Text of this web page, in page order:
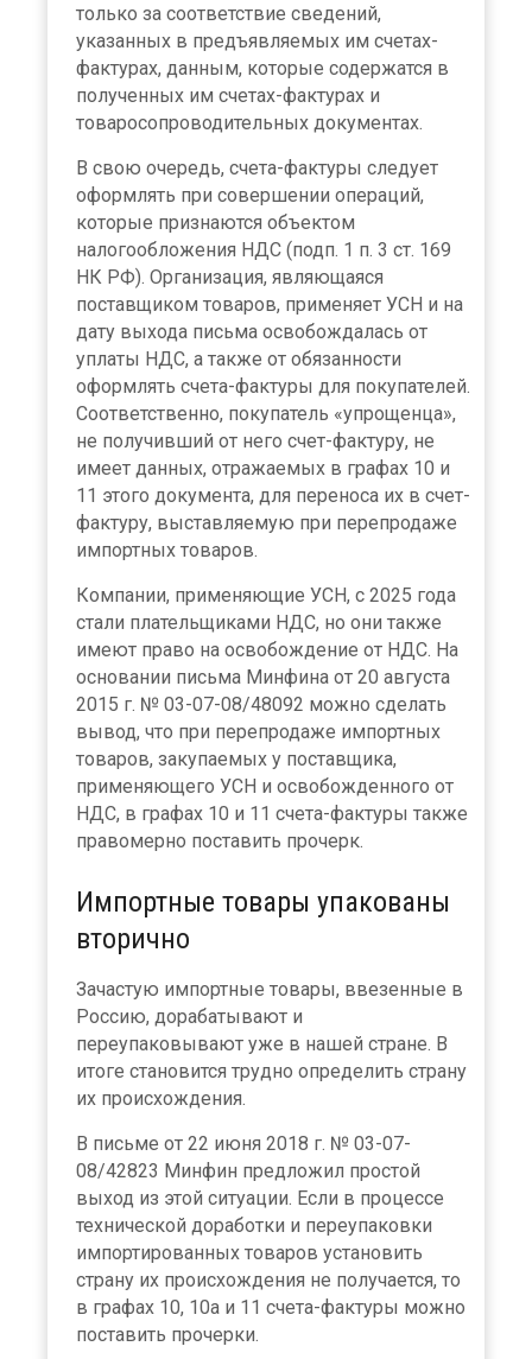
только за соответствие сведений,
указанных в предъявляемых им счетах-
фактурах, данным, которые содержатся в
полученных им счетах-фактурах и
товаросопроводительных документах.
В свою очередь, счета-фактуры следует
оформлять при совершении операций,
которые признаются объектом
налогообложения НДС (подп. 1 п. 3 ст. 169
НК РФ). Организация, являющаяся
поставщиком товаров, применяет УСН и на
дату выхода письма освобождалась от
уплаты НДС, а также от обязанности
оформлять счета-фактуры для покупателей.
Соответственно, покупатель «упрощенца»,
не получивший от него счет-фактуру, не
имеет данных, отражаемых в графах 10 и
11 этого документа, для переноса их в счет-
фактуру, выставляемую при перепродаже
импортных товаров.
Компании, применяющие УСН, с 2025 года
стали плательщиками НДС, но они также
имеют право на освобождение от НДС. На
основании письма Минфина от 20 августа
2015 г. № 03-07-08/48092 можно сделать
вывод, что при перепродаже импортных
товаров, закупаемых у поставщика,
применяющего УСН и освобожденного от
НДС, в графах 10 и 11 счета-фактуры также
правомерно поставить прочерк.
Импортные товары упакованы
вторично
Зачастую импортные товары, ввезенные в
Россию, дорабатывают и
переупаковывают уже в нашей стране. В
итоге становится трудно определить страну
их происхождения.
В письме от 22 июня 2018 г. № 03-07-
08/42823 Минфин предложил простой
выход из этой ситуации. Если в процессе
технической доработки и переупаковки
импортированных товаров установить
страну их происхождения не получается, то
в графах 10, 10а и 11 счета-фактуры можно
поставить прочерки.